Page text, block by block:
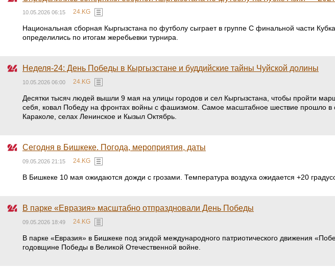
10.05.2026 06:15 24.KG
Национальная сборная Кыргызстана по футболу сыграет в группе C финальной части
определились по итогам жеребьевки турнира.
Неделя-24: День Победы в Кыргызстане и буддийские тайны Чуйской долины
10.05.2026 06:00 24.KG
Десятки тысяч людей вышли 9 мая на улицы городов и сел Кыргызстана, чтобы пройти
себя, ковал Победу на фронтах войны с фашизмом. Самое масштабное шествие прошло
Караколе, селах Ленинское и Кызыл Октябрь.
Сегодня в Бишкеке. Погода, мероприятия, даты
09.05.2026 21:15 24.KG
В Бишкеке 10 мая ожидаются дожди с грозами. Температура воздуха ожидается +20
В парке «Евразия» масштабно отпраздновали День Победы
09.05.2026 18:49 24.KG
В парке «Евразия» в Бишкеке под эгидой международного патриотического движения
годовщине Победы в Великой Отечественной войне.